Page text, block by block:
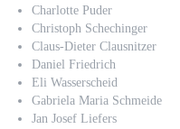
Charlotte Puder
Christoph Schechinger
Claus-Dieter Clausnitzer
Daniel Friedrich
Eli Wasserscheid
Gabriela Maria Schmeide
Jan Josef Liefers